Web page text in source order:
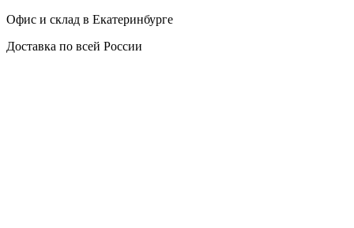
Офис и склад в Екатеринбурге
Доставка по всей России